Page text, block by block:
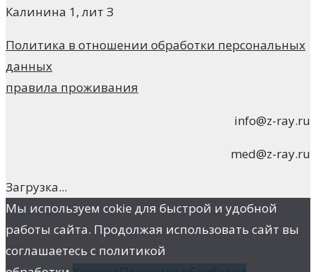
Калинина 1, лит З
Политика в отношении обработки персональных
данных
правила проживания
info@z-ray.ru
med@z-ray.ru
Загрузка...
Мы используем cokie для быстрой и удобной
работы сайта. Продолжая использовать сайт вы
соглашаетесь с политикой